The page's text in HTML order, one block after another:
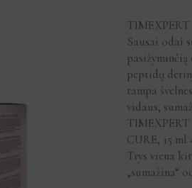
Sausai odai
peptidų
tampa
vidaus,
CURE, 15 ml
Trys viena
„sumažina“